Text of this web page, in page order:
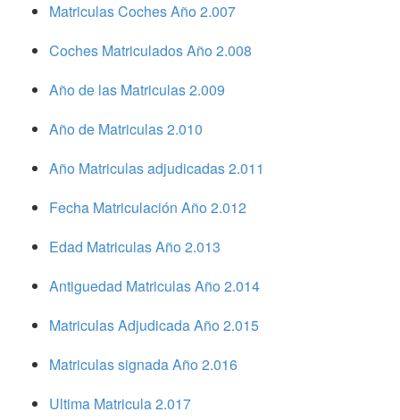
Matriculas Coches Año 2.007
Coches Matriculados Año 2.008
Año de las Matriculas 2.009
Año de Matriculas 2.010
Año Matriculas adjudicadas 2.011
Fecha Matriculación Año 2.012
Edad Matriculas Año 2.013
Antiguedad Matriculas Año 2.014
Matriculas Adjudicada Año 2.015
Matriculas signada Año 2.016
Ultima Matricula 2.017